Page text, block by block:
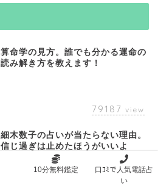
算命学の見方。誰でも分かる運命の
読み解き方を教えます！
79187 view
細木数子の占いが当たらない理由。
信じ過ぎは止めたほうがいいよ
10分無料鑑定
口ｺﾐで人気電話占
い